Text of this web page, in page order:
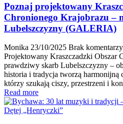
Poznaj projektowany
Chronionego Krajobrazu –
Lubelszczyzny (GALERIA)
Monika 23/10/2025 Brak komentarzy
Projektowany Kraszczadzki Obszar
prawdziwy skarb Lubelszczyzny –
historia i tradycja tworzą harmonijną
którzy szukają ciszy, przestrzeni i
Read more